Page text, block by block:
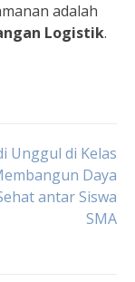
adalah
Logistik.
Unggul di Kelas
Daya
antar Siswa
SMA